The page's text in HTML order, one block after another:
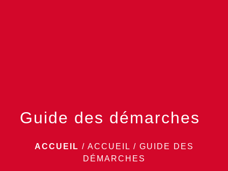
Guide des démarches
ACCUEIL / ACCUEIL / GUIDE DES
DÉMARCHES